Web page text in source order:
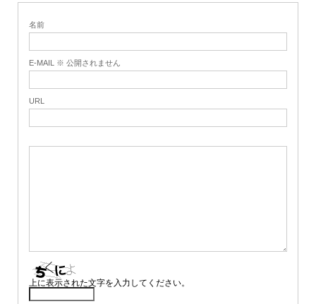
名前
E-MAIL ※ 公開されません
URL
上に表示された文字を入力してください。